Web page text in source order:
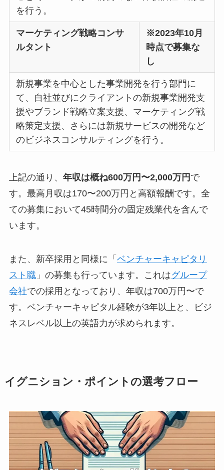
を行う。
マーケティング戦略コンサ
ルタント
※2023年10月
時点で募集な
し
新規事業を中心とした事業開発を行う部門に
て、自社並びにクライアントの新規事業開発支
援やブランド戦略立案支援、マーケティング戦
略策定支援、さらには新規サービスの開発など
のビジネスコンサルティングを行う。
上記の通り、 年収は概ね600万円〜2,000万円 で
す。最高月収は170〜200万円と高額報酬です。全
ての募集において45時間分の固定残業代を含んで
います。
また、新卒採用と同様に「 ベンチャーキャピタリ
スト職」の募集も行っています。これはグループ
会社での採用となっており、年収は700万円〜で
す。ベンチャーキャピタル経験が3年以上と、ビジ
ネスレベル以上の英語力が求められます。
イグニション・ポイントの選考フロー